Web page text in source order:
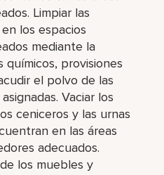
Limpiar las
los espacios
mediante la
provisiones
el polvo de las
Vaciar los
ceniceros y las urnas
en las áreas
adecuados.
los muebles y